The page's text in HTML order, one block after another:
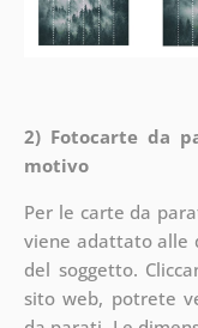
2) Fotocarte da
motivo
Per le carte da
viene adattato alle
del soggetto.
sito web, potrete